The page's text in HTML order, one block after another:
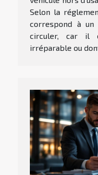
Selon la
correspond à
circuler, car il
irréparable ou